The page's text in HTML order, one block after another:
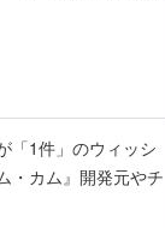
「1件」のウィッシ
・カム』開発元やチ